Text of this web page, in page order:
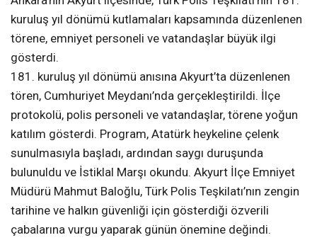
kuruluş yıl dönümü kutlamaları kapsamında düzenlenen
törene, emniyet personeli ve vatandaşlar büyük ilgi
gösterdi.
181. kuruluş yıl dönümü anısına Akyurt’ta düzenlenen
tören, Cumhuriyet Meydanı’nda gerçekleştirildi. İlçe
protokolü, polis personeli ve vatandaşlar, törene yoğun
katılım gösterdi. Program, Atatürk heykeline çelenk
sunulmasıyla başladı, ardından saygı duruşunda
bulunuldu ve İstiklal Marşı okundu. Akyurt İlçe Emniyet
Müdürü Mahmut Baloğlu, Türk Polis Teşkilatı’nın zengin
tarihine ve halkın güvenliği için gösterdiği özverili
çabalarına vurgu yaparak günün önemine değindi.